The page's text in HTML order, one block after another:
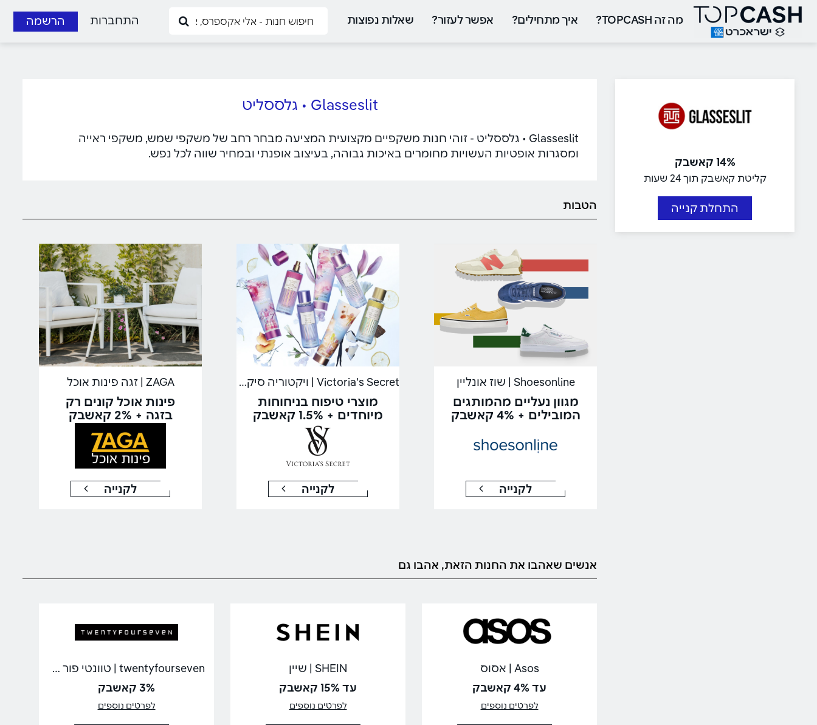
מה זה TOPCASH? איך מתחילים? אפשר לעזור? שאלות נפוצות הרשמה התחברות
14% קאשבק
קליטת קאשבק תוך 24 שעות
התחלת קנייה
Glasseslit • גלססליט
Glasseslit • גלססליט - זוהי חנות משקפיים מקצועית המציעה מבחר רחב של משקפי שמש, משקפי ראייה
ומסגרות אופטיות העשויות מחומרים באיכות גבוהה, בעיצוב אופנתי ובמחיר שווה לכל נפש.
הטבות
Shoesonline | שוז אונליין
מגוון נעליים מהמותגים
המובילים + 4% קאשבק
לקנייה
Victoria's Secret | ויקטוריה סיקרט
מוצרי טיפוח בניחוחות
מיוחדים + 1.5% קאשבק
לקנייה
ZAGA | זגה פינות אוכל
פינות אוכל קונים רק
בזגה + 2% קאשבק
לקנייה
אנשים שאהבו את החנות הזאת, אהבו גם
Asos | אסוס
עד 4% קאשבק
לפרטים נוספים
SHEIN | שיין
עד 15% קאשבק
לפרטים נוספים
twentyfourseven | טוונטי פור סבן
3% קאשבק
לפרטים נוספים